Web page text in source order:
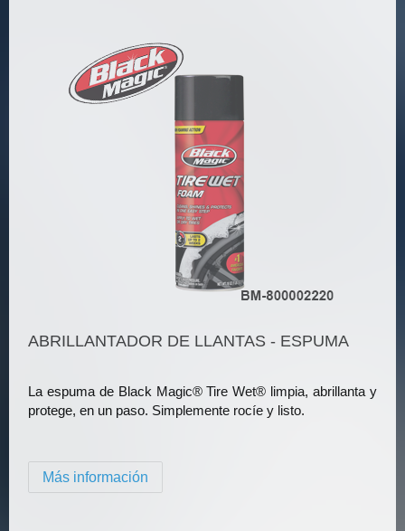
ABRILLANTADOR DE LLANTAS - ESPUMA
La espuma de Black Magic® Tire Wet® limpia, abrillanta y
protege, en un paso. Simplemente rocíe y listo.
Más información